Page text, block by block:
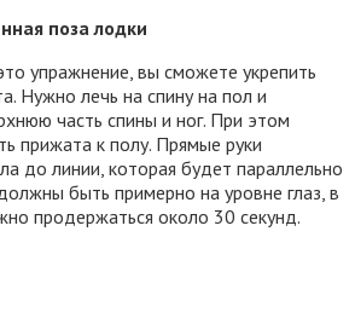
поза лодки
упражнение, вы сможете укрепить
Нужно лечь на спину на пол и
часть спины и ног. При этом
прижата к полу. Прямые руки
до линии, которая будет параллельно
быть примерно на уровне глаз, в
продержаться около 30 секунд.